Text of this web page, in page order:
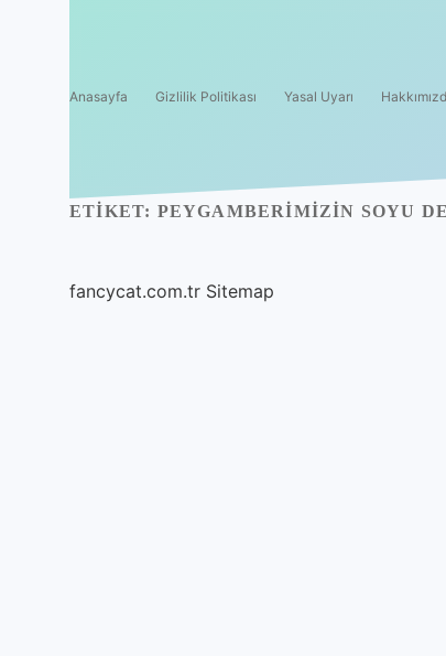
Anasayfa Gizlilik Politikası Yasal Uyarı
ETIKET: PEYGAMBERIMIZIN SOYU
fancycat.com.tr Sitemap